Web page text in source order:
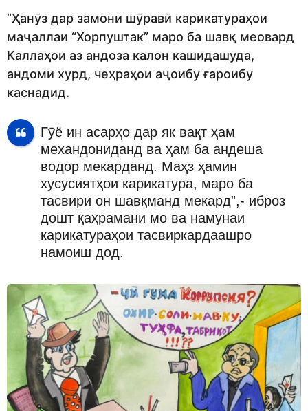
“Ҳанӯз дар замони шӯравӣ карикатураҳои
маҷаллаи “Хорпуштак” маро ба шавқ меовард
Каллаҳои аз андоза калон кашидашуда,
андоми хурд, чеҳраҳои аҷоибу ғароибу
каснадид.
Гӯё ин асарҳо дар як вақт ҳам
механдониданд ва ҳам ба андеша
водор мекарданд. Маҳз ҳамин
хусусиятҳои карикатура, маро ба
тасвири он шавқманд мекард”,- иброз
дошт қаҳрамани мо ва намунаи
карикатураҳои тасвиркардаашро
намоиш дод.